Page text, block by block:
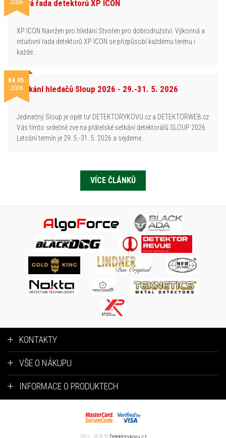
2026Nová řada detektorů XP ICON
XP ICON Navržen pro hledání.Stvořen pro dobrodružství. Výkonná a
intuitivní řada detektorů XP ICON se přizpůsobí každému terénu i
každé…
04.05.
2026Setkání hledačů Sloup 2026 - 29.-31. 5. 2026
Jedinečný Sloup je opět tu! DETEKTORYKOVU.cz a DETEKTORWEB.cz
Vás tímto srdečně zve na přátelské setkání detektorářů SLOUP 2026.
Letošní termín je 29. 5.-31. 5. 2026 a sejdeme…
VÍCE ČLÁNKŮ
KONTAKTY
VŠE O NÁKUPU
INFORMACE O PRODUKTECH
2003 - 2026 © Detektorykovu.cz